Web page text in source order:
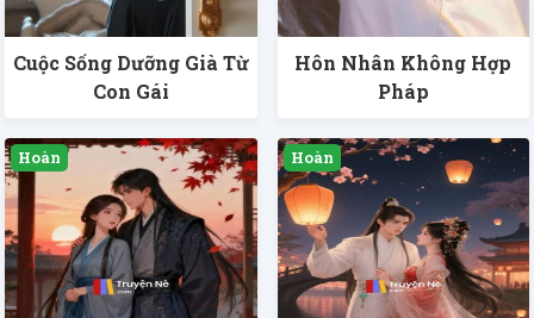
Cuộc Sống Dưỡng Già Từ
Con Gái
Hôn Nhân Không Hợp
Pháp